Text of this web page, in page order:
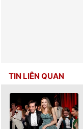
TIN LIÊN QUAN